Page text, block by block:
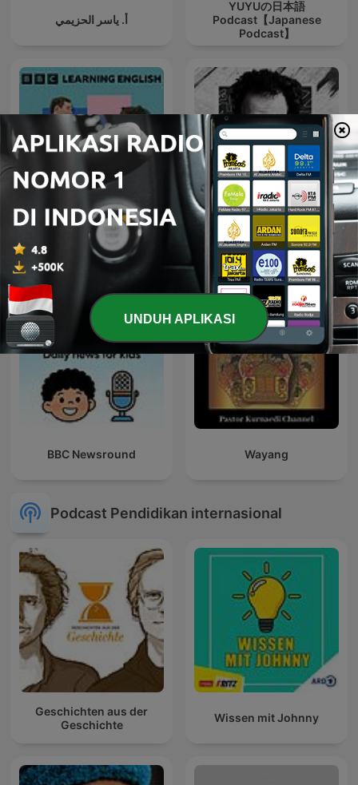
أ. ياسر الحزيمي
YUYUの日本語
Podcast【Japanese
Podcast】
Learning English
Conversations
El Daheeh - الدحيح
BBC Newsround Wayang
Podcast Pendidikan internasional
Geschichten aus der
Geschichte
Wissen mit Johnny
UNDUH APLIKASI